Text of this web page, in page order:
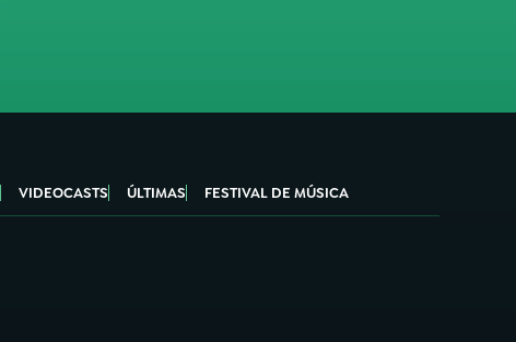
VIDEOCASTS ÚLTIMAS FESTIVAL DE MÚSICA